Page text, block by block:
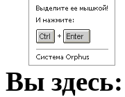
Вы здесь: